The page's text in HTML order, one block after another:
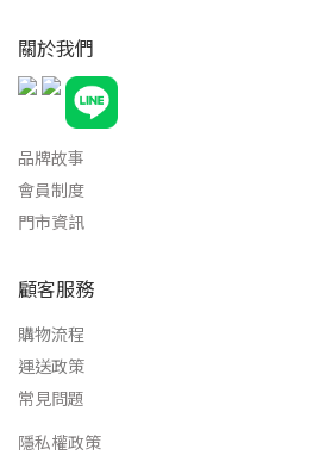
關於我們
品牌故事
會員制度
門市資訊
顧客服務
購物流程
運送政策
常見問題
隱私權政策